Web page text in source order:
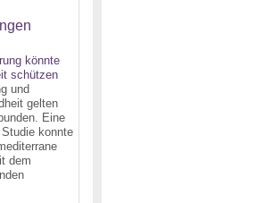
könnte
schützen
und
gelten
Eine
konnte
dem